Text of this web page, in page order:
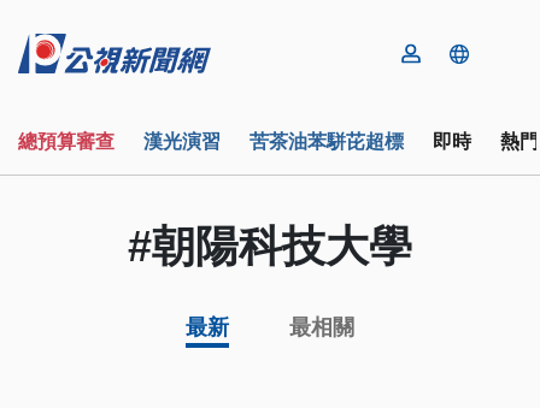
總預算審查 漢光演習 苦茶油苯駢芘超標 即時 熱
#朝陽科技大學
最新 最相關